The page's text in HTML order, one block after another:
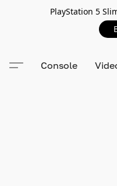
PlayStation 5
Console